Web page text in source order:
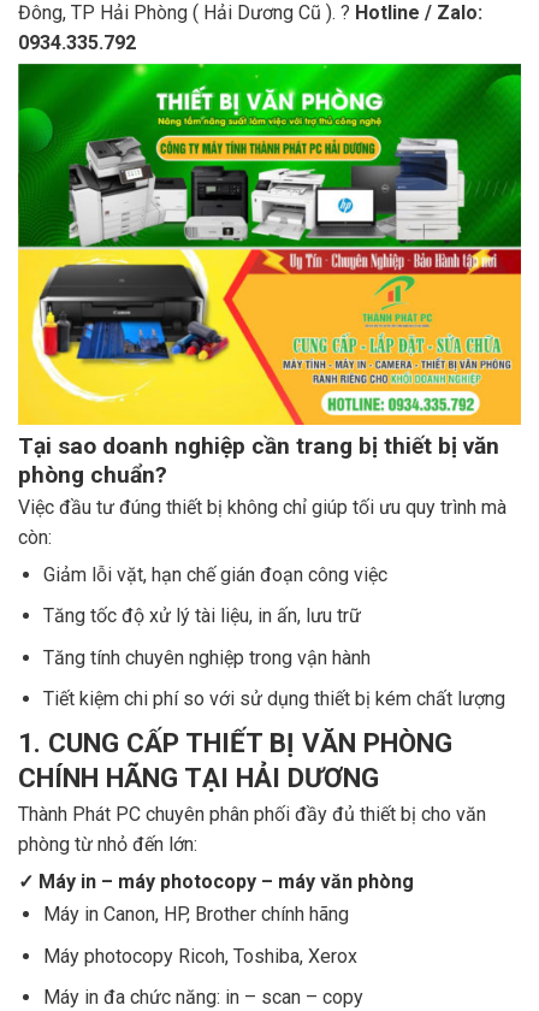
Đông, TP Hải Phòng ( Hải Dương Cũ ). ? Hotline / Zalo:
0934.335.792
Tại sao doanh nghiệp cần trang bị thiết bị văn
phòng chuẩn?
Việc đầu tư đúng thiết bị không chỉ giúp tối ưu quy trình mà
còn:
Giảm lỗi vặt, hạn chế gián đoạn công việc
Tăng tốc độ xử lý tài liệu, in ấn, lưu trữ
Tăng tính chuyên nghiệp trong vận hành
Tiết kiệm chi phí so với sử dụng thiết bị kém chất lượng
1. CUNG CẤP THIẾT BỊ VĂN PHÒNG
CHÍNH HÃNG TẠI HẢI DƯƠNG
Thành Phát PC chuyên phân phối đầy đủ thiết bị cho văn
phòng từ nhỏ đến lớn:
✓ Máy in – máy photocopy – máy văn phòng
Máy in Canon, HP, Brother chính hãng
Máy photocopy Ricoh, Toshiba, Xerox
Máy in đa chức năng: in – scan – copy